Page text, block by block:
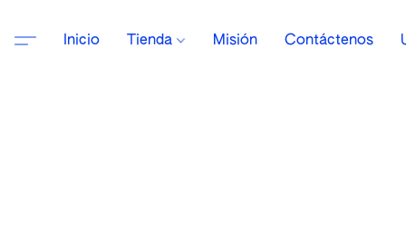
Inicio Tienda Misión Contáctenos